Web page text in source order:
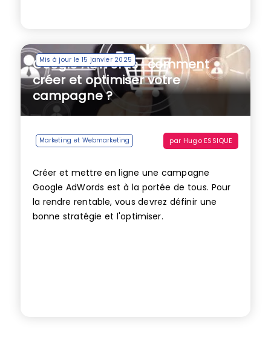
Mis à jour le 15 janvier 2025
Google AdWords : comment
créer et optimiser votre
campagne ?
Marketing et Webmarketing par Hugo ESSIQUE
Créer et mettre en ligne une campagne
Google AdWords est à la portée de tous. Pour
la rendre rentable, vous devrez définir une
bonne stratégie et l'optimiser.